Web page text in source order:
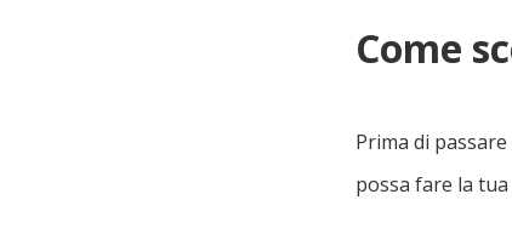
Come
Prima di
possa fare la tua